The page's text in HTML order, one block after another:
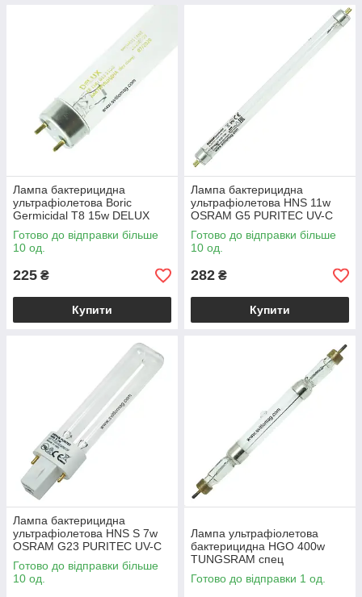
Лампа бактерицидна
ультрафіолетова Boric
Germicidal T8 15w DELUX
G13
Готово до відправки більше
10 од.
225 ₴
Купити
Лампа бактерицидна
ультрафіолетова HNS 11w
OSRAM G5 PURITEC UV-C
T5
Готово до відправки більше
10 од.
282 ₴
Купити
Лампа бактерицидна
ультрафіолетова HNS S 7w
OSRAM G23 PURITEC UV-C
Готово до відправки більше
10 од.
Лампа ультрафіолетова
бактерицидна HGO 400w
TUNGSRAM спец
Готово до відправки 1 од.